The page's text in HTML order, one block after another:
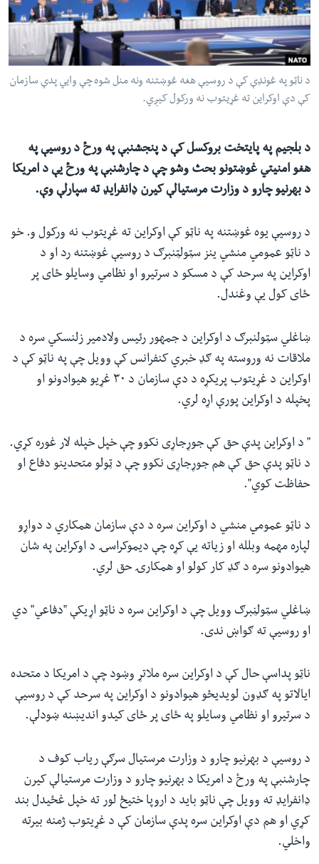
شئ
لټون
ځای
لاړ
له مونږ سره په تماس کې پاتې شئ
ژبې
د ناټو په غونډې کې د روسیې هغه غوښتنه ونه منل شوه چې وایي پدې سازمان
کې دې اوکراین ته غړیتوب نه ورکول کیږي.
د بلجیم په پایتخت بروکسل کې د پنجشنبې په ورځ د روسیې په
هغو امنیتي غوښتونو بحث وشو چې د چارشنبې په ورځ یې د امریکا
د بهرنیو چارو د وزارت مرستیالې کیرن ډانفرایډ ته سپارلې وې.
د روسیې یوه غوښتنه په ناټو کې اوکراین ته غړیتوب نه ورکول و. خو
د ناټو عمومي منشي ینز سټولټنبرګ د روسیې غوښتنه رد او د
اوکراین په سرحد کې د مسکو د سرتیرو او نظامي وسایلو ځای پر
ځای کول یې وغندل.
ښاغلي سټولنبرګ د اوکراین د جمهور رئیس ولادمیر زلنسکي سره د
ملاقات نه وروسته په ګډ خبري کنفرانس کې وویل چې په ناټو کې د
اوکراین د غړیتوب پریکړه د دې سازمان د ۳۰ غړیو هیوادونو او
پخپله د اوکراین پورې اړه لري.
" د اوکراین پدې حق کې جوړجاړی نکوو چې خپل خپله لار غوره کړي.
د ناټو پدې حق کې هم جوړجاړی نکوو چې د ټولو متحدینو دفاع او
حفاظت کوي".
د ناټو عمومي منشي د اوکراین سره د دې سازمان همکاري د دواړو
لپاره مهمه وبلله او زیاته یې کړه چې دیموکراسۍ د اوکراین په شان
هیوادونو سره د ګډ کار کولو او همکارۍ حق لري.
ښاغلي سټولڼبرګ وویل چې د اوکراین سره د ناټو اړیکې "دفاعي" دي
او روسیې ته ګواښ ندی.
ناټو پداسې حال کې د اوکراین سره ملاتړ وښود چې د امریکا د متحده
ایالاتو په ګډون لویدیځو هیوادونو د اوکراین په سرحد کې د روسیې
د سرتیرو او نظامي وسایلو په ځای پر ځای کیدو اندیښنه ښودلې.
د روسیې د بهرنیو چارو د وزارت مرستیال سرګې ریاب کوف د
چارشنبې په ورځ د امریکا د بهرنیو چارو د وزارت مرستیالې کیرن
ډانفرایډ ته وویل چې ناټو باید د اروپا ختیځ لور ته خپل غځیدل بند
کړي او هم دې اوکراین سره پدې سازمان کې د غړیتوب ژمنه بیرته
واخلي.